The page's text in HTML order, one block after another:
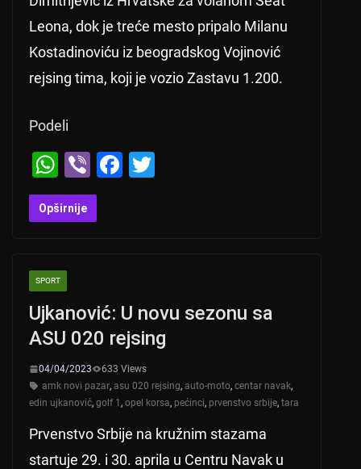
Leona, dok je treće mesto pripalo Milanu
Kostadinoviću iz beogradskog Vojinović
rejsing tima, koji je vozio Zastavu 1.200.
Podeli
W
h
at
A
p
p
Vi
b
er
F
o
k
Opširnije
SPORT
Ujkanović: U novu sezonu sa
ASU 020 rejsing
04/04/2023
633 Views
amk novi pazar, asu 020 rejsing, auto-moto, centar navak,
edin ujkanović, golf 1, opel korsa, pećinci, prvenstvo srbije, tara
Prvenstvo Srbije na kružnim stazama
startuje 29. i 30. aprila u Centru Navak u